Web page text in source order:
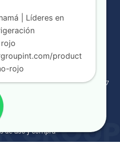
Viejo Bussiness Center Galera g-17
/ 3817815
de uso y compra
| Líderes en
product
rojo